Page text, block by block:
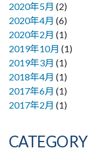
2020年5月 (2)
2020年4月 (6)
2020年2月 (1)
2019年10月 (1)
2019年3月 (1)
2018年4月 (1)
2017年6月 (1)
2017年2月 (1)
CATEGORY